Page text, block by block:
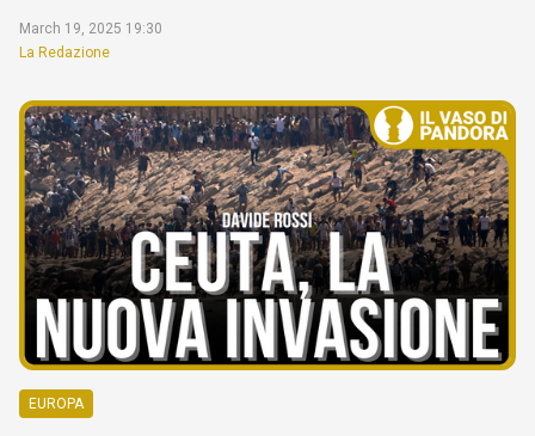
March 19, 2025 19:30
La Redazione
EUROPA